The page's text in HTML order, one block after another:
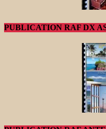
PUBLICATION RAF DX